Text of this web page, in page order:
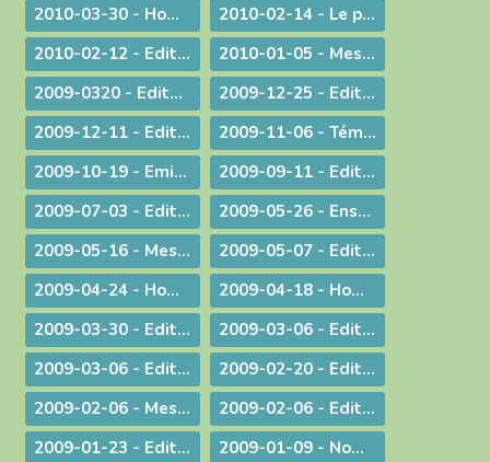
2010-03-30 - Homélie pour la Messe chrismale
2010-02-14 - Le prêtre, guetteur de Dieu
2010-02-12 - Edito : La vérité de l'histoire
2010-01-05 - Message : Du nouveau dans la communication du diocèse de Belley-Ars !
2009-0320 - Edito : Quel avenir pour la paternité ?
2009-12-25 - Edito : Que de­vons-nous faire ?
2009-12-11 - Edito : Identité nationale
2009-11-06 - Témoignage : Demain, la vie de nos communautés chrétiennes
2009-10-19 - Emission : A propos du travail le dimanche
2009-09-11 - Edito : Une année pastorale qui ne ressemble à aucune autre !
2009-07-03 - Edito : Une toile de fond peu commune... pour une fin d'année ordinaire !
2009-05-26 - Enseignement : Journée du Presbyterium
2009-05-16 - Message : Evangélisation et année sacerdotale
2009-05-07 - Edito : Faut-il encore garder un peu de religion ?
2009-04-24 - Homélie pour la messe chrismale
2009-04-18 - Homélie : A Dieu !
2009-03-30 - ­Edito : Le choc de la dif­fé­rence
2009-03-06 - Edito : L'impact universel de nos responsabilités individuelles
2009-03-06 - Edito : Donner
2009-02-20 - Edito : Le droit de vivre !
2009-02-06 - Message aux diocésains à propos de la levée des excommunications des quatre évêques de la Fraternité Saint Pie X
2009-02-06 - Edito : Un nouveau pas sur la route de l'évangélisation
2009-01-23 - Edito : Une prière sans parole
2009-01-09 - Nomination : le P. S. Bataille, futur Supérieur du Séminaire Français de Rome